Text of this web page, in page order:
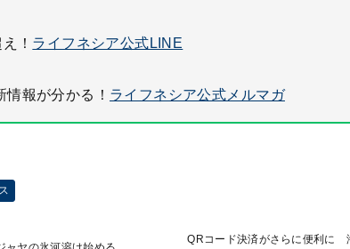
！ ライフネシア公式LINE
報が分かる！ ライフネシア公式メルマガ
QRコード決済がさらに便利に